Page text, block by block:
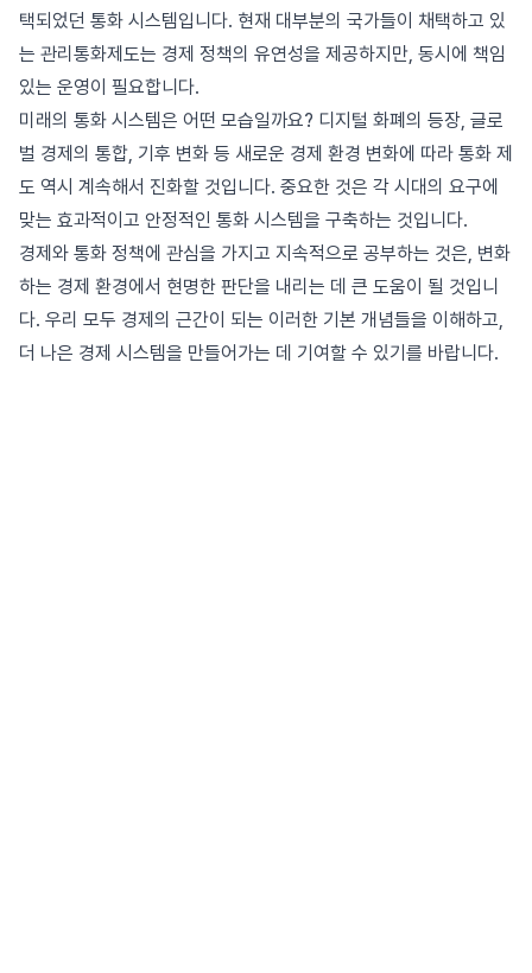
택되었던 통화 시스템입니다. 현재 대부분의 국가들이 채택하고 있
는 관리통화제도는 경제 정책의 유연성을 제공하지만, 동시에 책임
있는 운영이 필요합니다.
미래의 통화 시스템은 어떤 모습일까요? 디지털 화폐의 등장, 글로
벌 경제의 통합, 기후 변화 등 새로운 경제 환경 변화에 따라 통화 제
도 역시 계속해서 진화할 것입니다. 중요한 것은 각 시대의 요구에
맞는 효과적이고 안정적인 통화 시스템을 구축하는 것입니다.
경제와 통화 정책에 관심을 가지고 지속적으로 공부하는 것은, 변화
하는 경제 환경에서 현명한 판단을 내리는 데 큰 도움이 될 것입니
다. 우리 모두 경제의 근간이 되는 이러한 기본 개념들을 이해하고,
더 나은 경제 시스템을 만들어가는 데 기여할 수 있기를 바랍니다.